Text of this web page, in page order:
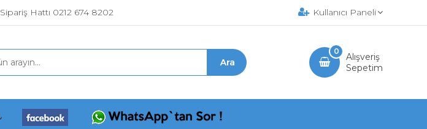
Sipariş Hattı 0212 674 8202 Kullanıcı Paneli
Alışveriş
Sepetim
0